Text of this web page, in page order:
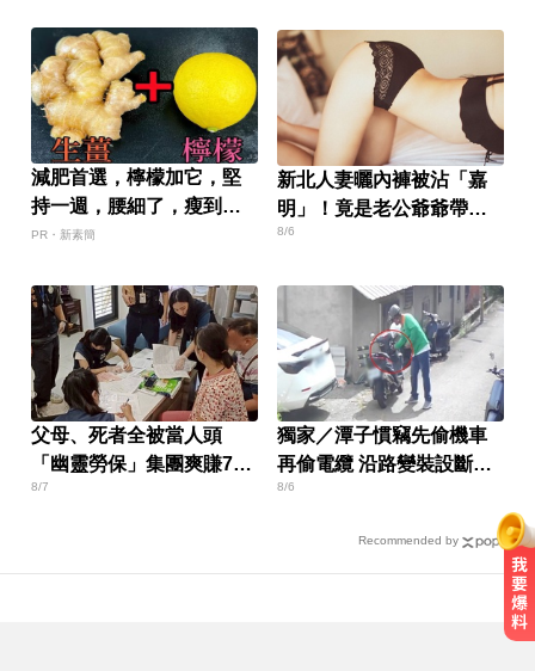
減肥首選，檸檬加它，堅
持一週，腰細了，瘦到你
懷疑人生
PR・新素簡
新北人妻曬內褲被沾「嘉
明」！竟是老公爺爺帶回
房磨蹭 氣炸提告
8/6
父母、死者全被當人頭
「幽靈勞保」集團爽賺700
萬
8/7
獨家／潭子慣竊先偷機車
再偷電纜 沿路變裝設斷點
狂逃
8/6
Recommended by